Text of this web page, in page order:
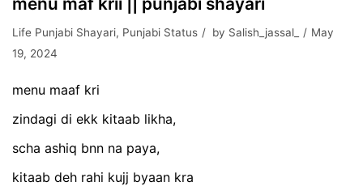
Life Punjabi Shayari, Punjabi Status by Salish_jassal_
May
19, 2024
menu maaf kri
zindagi di ekk kitaab likha,
scha ashiq bnn na paya,
kitaab deh rahi kujj byaan kra